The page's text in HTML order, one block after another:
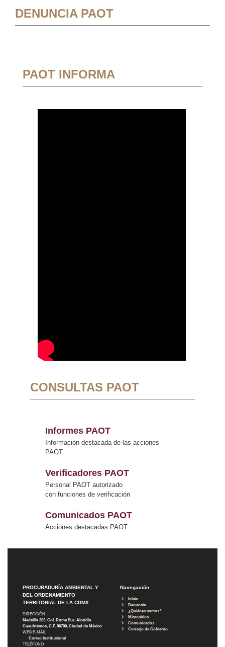
DENUNCIA PAOT
PAOT INFORMA
CONSULTAS PAOT
Informes PAOT
Información destacada de las acciones
PAOT
Verificadores PAOT
Personal PAOT autorizado
con funciones de verificación
Comunicados PAOT
Acciones destacadas PAOT
PROCURADURÍA AMBIENTAL Y
DEL ORDENAMIENTO
TERRITORIAL DE LA CDMX
DIRECCIÓN
Medellín 202, Col. Roma Sur, Alcaldía
Cuauhtémoc, C.P. 06700, Ciudad de México
WEB E-MAIL
Correo Institucional
TELÉFONO
Navegación
Inicio
Denuncia
¿Quiénes somos?
Micrositios
Comunicados
Consejo de Gobierno